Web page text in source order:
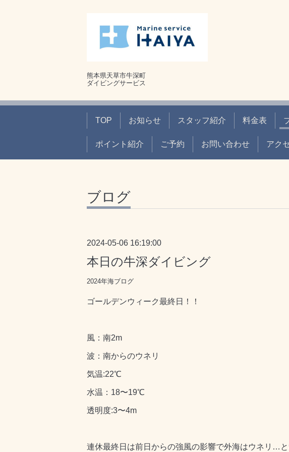
熊本県天草市牛深町
ダイビングサービス
TOP お知らせ スタッフ紹介 料金表
ポイント紹介 ご予約 お問い合わせ アク
ブログ
2024-05-06 16:19:00
本日の牛深ダイビング
2024年海ブログ
ゴールデンウィーク最終日！！
風：南2m
波：南からのウネリ
気温:22℃
水温：18〜19℃
透明度:3〜4m
連休最終日は前日からの強風の影響で外海はウネリ…